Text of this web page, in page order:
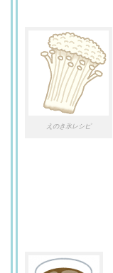
えのき氷レシピ